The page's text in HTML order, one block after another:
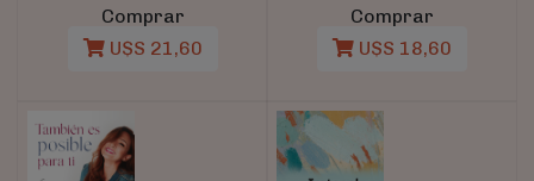
Comprar
U$S 21,60
Comprar
U$S 18,60